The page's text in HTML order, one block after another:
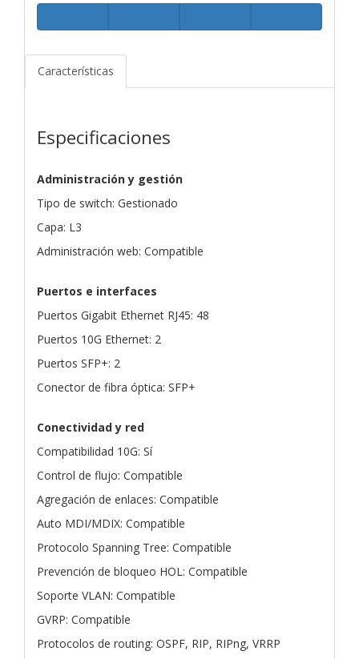
Características
Especificaciones
Administración y gestión
Tipo de switch: Gestionado
Capa: L3
Administración web: Compatible
Puertos e interfaces
Puertos Gigabit Ethernet RJ45: 48
Puertos 10G Ethernet: 2
Puertos SFP+: 2
Conector de fibra óptica: SFP+
Conectividad y red
Compatibilidad 10G: Sí
Control de flujo: Compatible
Agregación de enlaces: Compatible
Auto MDI/MDIX: Compatible
Protocolo Spanning Tree: Compatible
Prevención de bloqueo HOL: Compatible
Soporte VLAN: Compatible
GVRP: Compatible
Protocolos de routing: OSPF, RIP, RIPng, VRRP